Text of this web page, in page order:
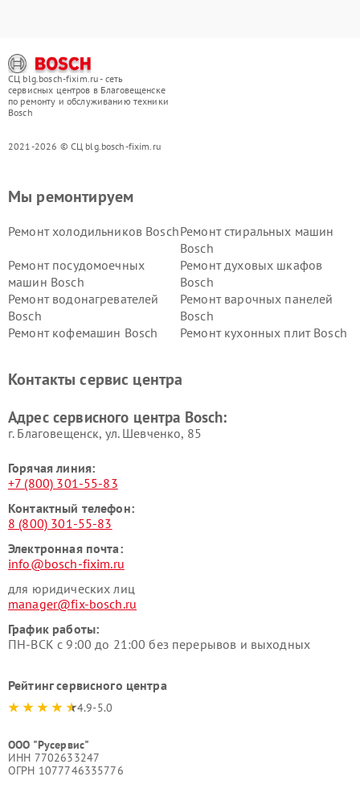
СЦ blg.bosch-fixim.ru - сеть
сервисных центров в Благовещенске
по ремонту и обслуживанию техники
Bosch
2021-2026 © СЦ blg.bosch-fixim.ru
Мы ремонтируем
Ремонт холодильников BoschРемонт стиральных машин
Bosch
Ремонт посудомоечных
машин Bosch
Ремонт духовых шкафов
Bosch
Ремонт водонагревателей
Bosch
Ремонт варочных панелей
Bosch
Ремонт кофемашин Bosch
Ремонт кухонных плит Bosch
Ремонт сушильных автоматовРемонт морозильных камер
Контакты сервис центра
Адрес сервисного центра Bosch:
г. Благовещенск, ул. Шевченко, 85
Горячая линия:
+7 (800) 301-55-83
Контактный телефон:
8 (800) 301-55-83
Электронная почта:
info@bosch-fixim.ru
для юридических лиц
manager@fix-bosch.ru
График работы:
ПН-ВСК с 9:00 до 21:00 без перерывов и выходных
Рейтинг сервисного центра
4.9-5.0
ООО "Русервис"
ИНН 7702633247
ОГРН 1077746335776